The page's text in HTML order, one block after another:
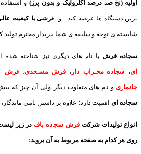
اولیه (نخ صد درصد اکلرولیک و بدون پرز) و
ترین دستگاه ها عرضه کند... و فرشی با کیفیت عالی
شایسته ی توجه و سلیقه ی شما خریدار محترم تولید
سجاده فرش با نام های دیگری نیز شناخته
ای، سجاده محـراب دار ، فرش مسـجدی،فرش
جانمازی و نام های متفاوت دیگر. ولی آن چیز که
سجاده ای اهمیت دارد؛ علاوه بر داشتن نامی
انواع تولیدات شرکتفرش سجاده بافدر زیر
روی هر کدام به صفحه مربوط به آن بروید: